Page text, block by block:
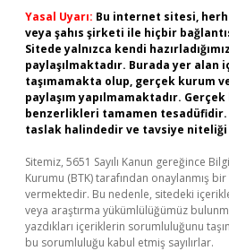
Yasal Uyarı: Bu internet sitesi,
veya şahıs şirketi ile hiçbir
Sitede yalnızca kendi
paylaşılmaktadır. Burada yer
taşımamakta olup, gerçek kurum
paylaşım yapılmamaktadır.
benzerlikleri tamamen
taslak halindedir ve tavsiye niteliği
Sitemiz, 5651 Sayılı Kanun gereğince
Kurumu (BTK) tarafından onaylanmış
vermektedir. Bu nedenle, sitedeki
veya araştırma yükümlülüğümüz
yazdıkları içeriklerin sorumluluğunu
bu sorumluluğu kabul etmiş sayılırlar.